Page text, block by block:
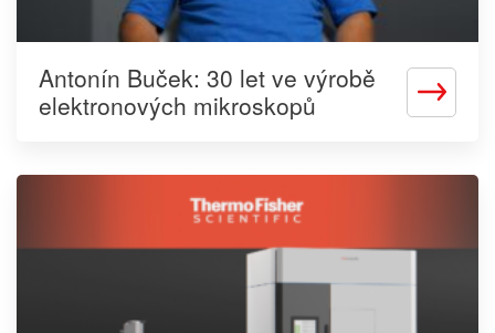
Antonín Buček: 30 let ve výrobě
elektronových mikroskopů
Zjistit
více